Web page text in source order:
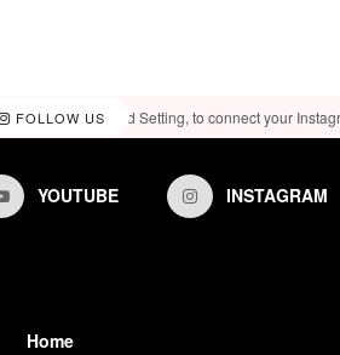
FOLLOW US
> Instagram Feed Setting, to connect your
YOUTUBE INSTAGRAM
Home